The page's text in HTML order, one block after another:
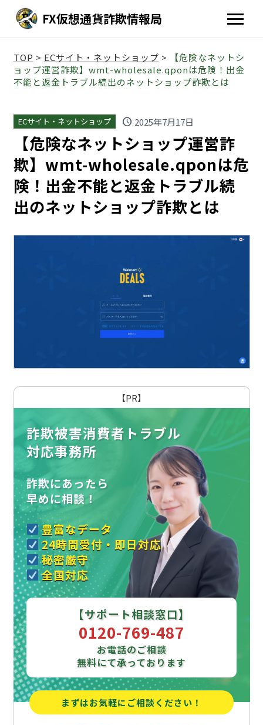
FX仮想通貨詐欺情報局
TOP > ECサイト・ネットショップ >
【危険なネットシ
ョップ運営詐欺】wmt-wholesale.qponは危険！出金
不能と返金トラブル続出のネットショップ詐欺とは
ECサイト・ネットショップ schedule 2025年7月17日
【危険なネットショップ運営詐
欺】wmt-wholesale.qponは危
険！出金不能と返金トラブル続
出のネットショップ詐欺とは
【PR】
詐欺被害消費者トラブル
対応事務所
詐欺にあったら
早めに相談！
豊富なデータ
24時間受付・即日対応
秘密厳守
全国対応
【サポート相談窓口】
0120-769-487
お電話のご相談
無料にて承っております
まずはお気軽にご相談ください！